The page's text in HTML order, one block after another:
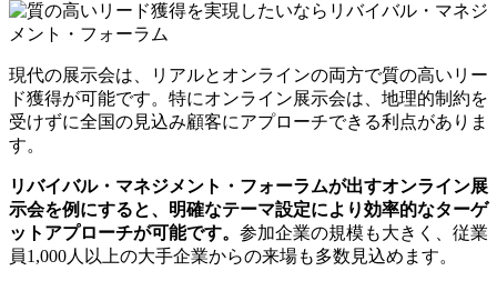
現代の展示会は、リアルとオンラインの両方で質の高いリー
ド獲得が可能です。特にオンライン展示会は、地理的制約を
受けずに全国の見込み顧客にアプローチできる利点がありま
す。
リバイバル・マネジメント・フォーラムが出すオンライン展
示会を例にすると、明確なテーマ設定により効率的なターゲ
ットアプローチが可能です。 参加企業の規模も大きく、従業
員1,000人以上の大手企業からの来場も多数見込めます。